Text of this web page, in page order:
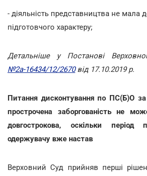
- діяльність представництва не мала
підготовчого характеру;
Детальніше у Постанові
№2а-16434/12/2670від 17.10.2019 р.
Питання дисконтування по ПС(Б)О
прострочена заборгованість не
довгострокова, оскільки період
одержувачу вже настав
Верховний Суд прийняв перші